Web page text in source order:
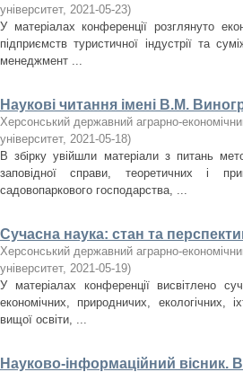
університет, 2021-05-23)
У матеріалах конференції розглянуто
підприємств туристичної індустрії та
менеджмент ...
Наукові читання імені В.М.
Херсонський державний аграрно-
університет, 2021-05-18)
В збірку увійшли матеріали з питань
заповідної справи, теоретичних і
садовопаркового господарства, ...
Сучасна наука: стан та
Херсонський державний аграрно-
університет, 2021-05-19)
У матеріалах конференції висвітлено
економічних, природничих, екологічних,
вищої освіти, ...
Науково-інформаційний вісник.